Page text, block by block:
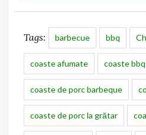
Tags: barbecue bbq
coaste afumate coaste bbq
coaste de porc barbeque
coaste de porc la grătar